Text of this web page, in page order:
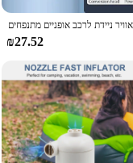
₪27.52